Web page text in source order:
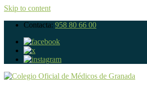
Skip to content
Contacta: 958 80 66 00